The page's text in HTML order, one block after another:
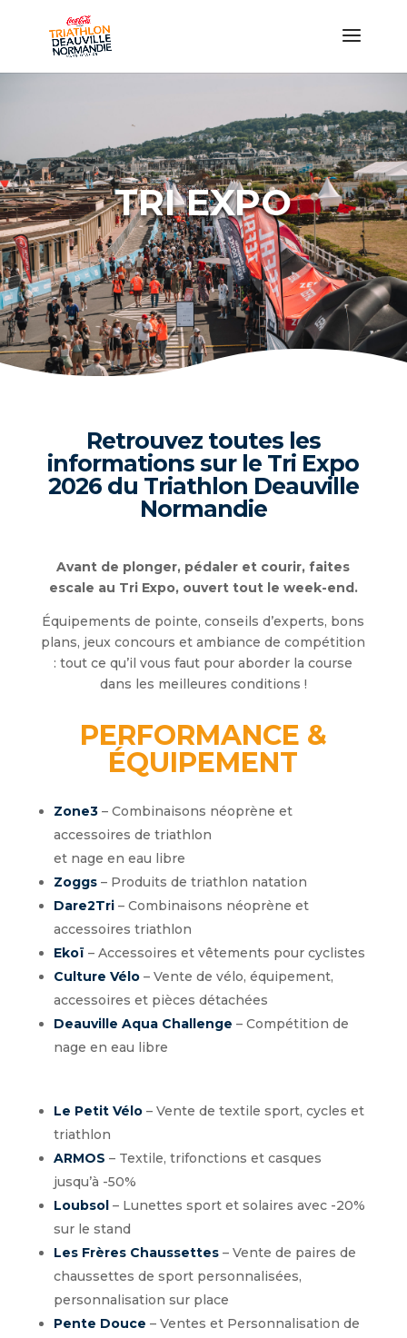
TRI EXPO
Retrouvez toutes les
informations sur le Tri Expo
2026 du Triathlon Deauville
Normandie
Avant de plonger, pédaler et courir, faites
escale au Tri Expo, ouvert tout le week-end.
Équipements de pointe, conseils d’experts, bons
plans, jeux concours et ambiance de compétition
: tout ce qu’il vous faut pour aborder la course
dans les meilleures conditions !
PERFORMANCE &
ÉQUIPEMENT
Zone3 – Combinaisons néoprène et
accessoires de triathlon
et nage en eau libre
Zoggs– Produits de triathlon natation
Dare2Tri– Combinaisons néoprène et
accessoires triathlon
Ekoï– Accessoires et vêtements pour cyclistes
Culture Vélo – Vente de vélo, équipement,
accessoires et pièces détachées
Deauville Aqua Challenge – Compétition de
nage en eau libre
Le Petit Vélo– Vente de textile sport, cycles et
triathlon
ARMOS – Textile, trifonctions et casques
jusqu’à -50%
Loubsol– Lunettes sport et solaires avec -20%
sur le stand
Les Frères Chaussettes– Vente de paires de
chaussettes de sport personnalisées,
personnalisation sur place
Pente Douce – Ventes et Personnalisation de